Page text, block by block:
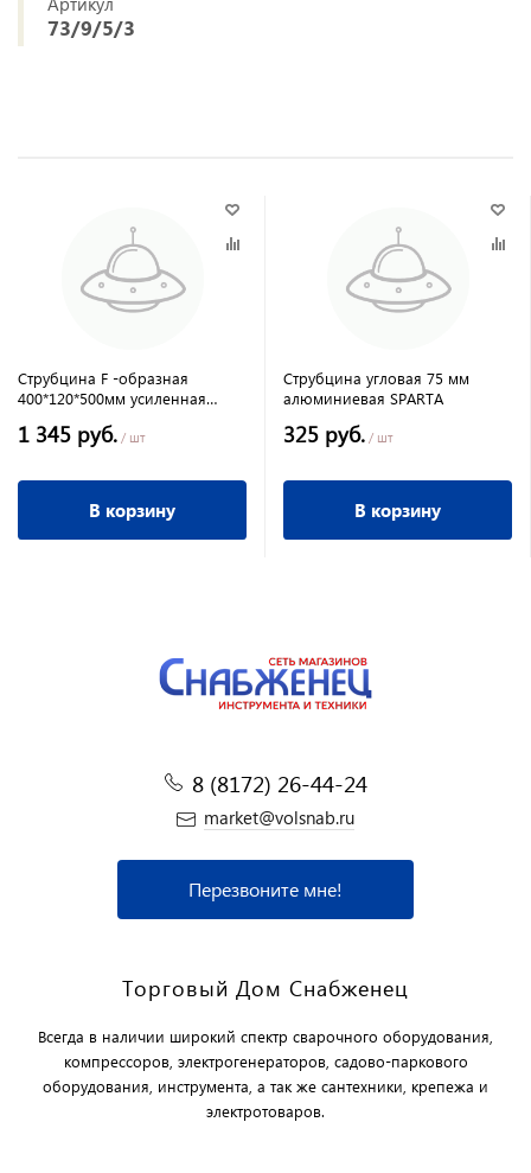
73/9/5/3
Струбцина F -образная
400*120*500мм усиленная
1 345 руб. / шт
В корзину
Струбцина угловая 75 мм
алюминиевая SPARTA
325 руб. / шт
В корзину
8 (8172) 26-44-24
market@volsnab.ru
Перезвоните мне!
Торговый Дом Снабженец
Всегда в наличии широкий спектр сварочного оборудования,
компрессоров, электрогенераторов, садово-паркового
оборудования, инструмента, а так же сантехники, крепежа и
электротоваров.